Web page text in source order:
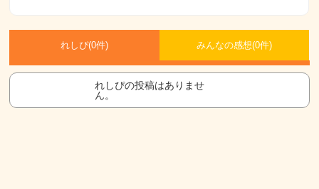
れしぴ(0件) みんなの感想(0件)
れしぴの投稿はありませ
ん。